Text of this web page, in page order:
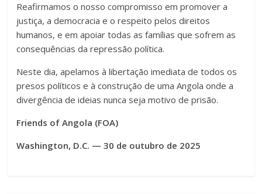
Reafirmamos o nosso compromisso em promover a
justiça, a democracia e o respeito pelos direitos
humanos, e em apoiar todas as famílias que sofrem as
consequências da repressão política.
Neste dia, apelamos à libertação imediata de todos os
presos políticos e à construção de uma Angola onde a
divergência de ideias nunca seja motivo de prisão.
Friends of Angola (FOA)
Washington, D.C. — 30 de outubro de 2025